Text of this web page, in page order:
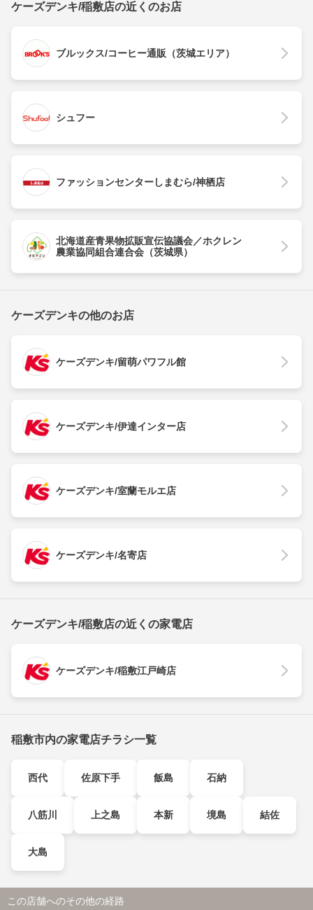
ケーズデンキ/稲敷店の近くのお店
ブルックス/コーヒー通販（茨城エリア）
シュフー
ファッションセンターしまむら/神栖店
北海道産青果物拡販宣伝協議会／ホクレン
農業協同組合連合会（茨城県）
ケーズデンキの他のお店
ケーズデンキ/留萌パワフル館
ケーズデンキ/伊達インター店
ケーズデンキ/室蘭モルエ店
ケーズデンキ/名寄店
ケーズデンキ/稲敷店の近くの家電店
ケーズデンキ/稲敷江戸崎店
稲敷市内の家電店チラシ一覧
西代 佐原下手 飯島 石納
八筋川 上之島 本新 境島 結佐
大島
この店舗へのその他の経路